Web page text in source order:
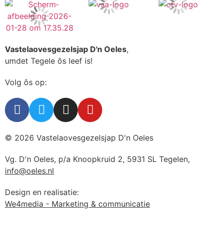
Vastelaovesgezelsjap D'n Oeles,
umdet Tegele ôs leef is!
Volg ôs op:
© 2026 Vastelaovesgezelsjap D'n Oeles
Vg. D'n Oeles, p/a Knoopkruid 2, 5931 SL Tegelen,
info@oeles.nl
Design en realisatie:
We4media - Marketing & communicatie